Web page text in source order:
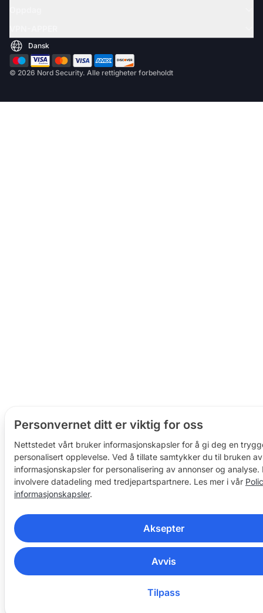
Personvernet ditt er viktig for oss
Nettstedet vårt bruker informasjonskapsler for å gi deg en
personalisert opplevelse. Ved å tillate samtykker du til bruken av
informasjonskapsler for personalisering av annonser og analyse.
involvere datadeling med tredjepartspartnere. Les mer i vår
informasjonskapsler.
Aksepter
Avvis
Tilpass
© 2026 Nord Security. Alle rettigheter forbeholdt